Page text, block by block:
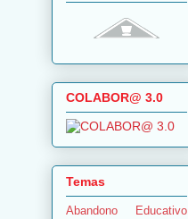
COLABOR@ 3.0
Temas
Abandono Educativo